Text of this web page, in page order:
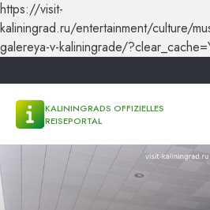
https://visit-
kaliningrad.ru/entertainment/culture/
galereya-v-kaliningrade/
KALININGRADS OFFIZIELLES
REISEPORTAL